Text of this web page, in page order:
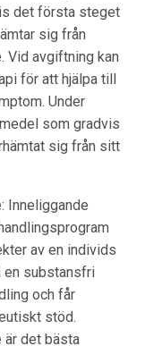
det första steget
sig från
Vid avgiftning kan
för att hjälpa till
Under
som gradvis
sig från sitt
Inneliggande
av en individs
en substansfri
och får
stöd.
är det bästa